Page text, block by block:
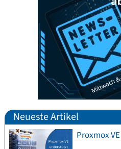
Neueste Artikel
Proxmox